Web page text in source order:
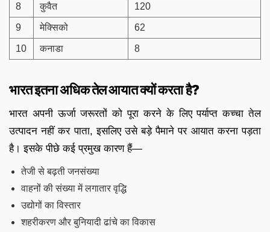
8 कुवैत 120
9 मेक्सिको 62
10 कनाडा 8
भारत इतना अधिक तेल आयात क्यों करता है?
भारत अपनी ऊर्जा जरूरतों को पूरा करने के लिए पर्याप्त कच्चा तेल
उत्पादन नहीं कर पाता, इसलिए उसे बड़े पैमाने पर आयात करना पड़ता
है। इसके पीछे कई प्रमुख कारण हैं—
तेजी से बढ़ती जनसंख्या
वाहनों की संख्या में लगातार वृद्धि
उद्योगों का विस्तार
शहरीकरण और बुनियादी ढांचे का विकास